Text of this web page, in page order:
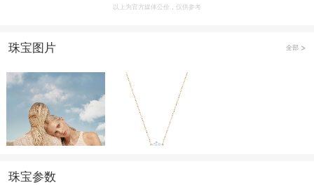
以上为官方媒体公价，仅供参考
珠宝图片 全部
珠宝参数